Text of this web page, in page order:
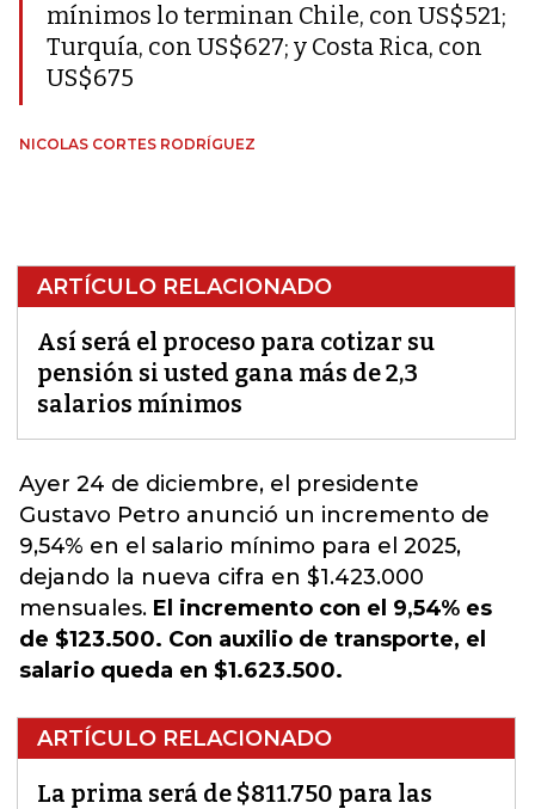
mínimos lo terminan Chile, con US$521;
Turquía, con US$627; y Costa Rica, con
US$675
NICOLAS CORTES RODRÍGUEZ
ARTÍCULO RELACIONADO
Así será el proceso para cotizar su
pensión si usted gana más de 2,3
salarios mínimos
Ayer 24 de diciembre, el presidente
Gustavo Petro anunció un incremento de
9,54% en el salario mínimo para el 2025,
dejando la nueva cifra en $1.423.000
mensuales. El incremento con el 9,54% es
de $123.500. Con auxilio de transporte, el
salario queda en $1.623.500.
ARTÍCULO RELACIONADO
La prima será de $811.750 para las